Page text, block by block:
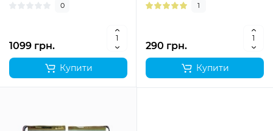
0
1099 грн.
Купити
1
290 грн.
Купити